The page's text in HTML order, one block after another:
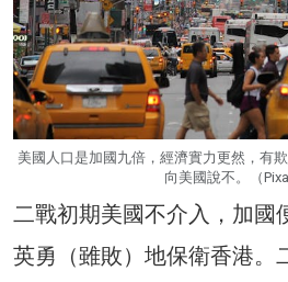
美國人口是加國九倍，經濟實力更然，有
向美國說不。（
二戰初期美國不介入，加國
英勇（雖敗）地保衛香港。